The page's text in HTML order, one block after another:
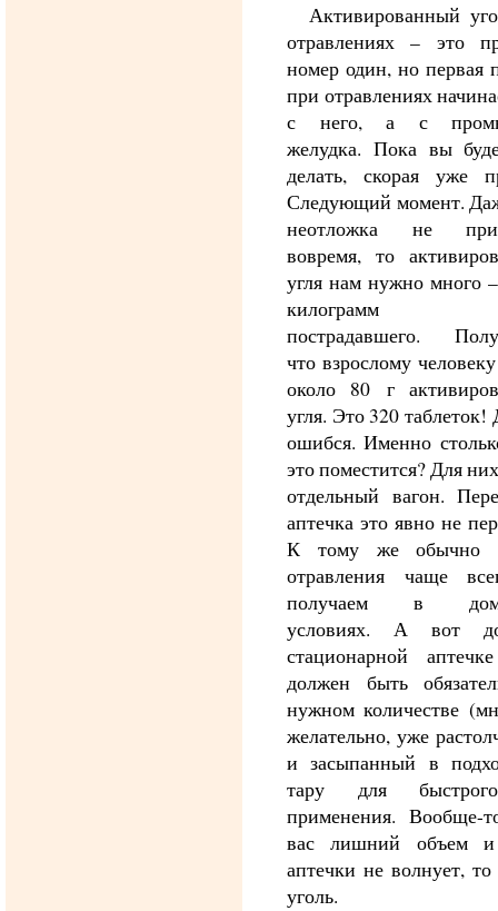
Активированный
отравлениях – это
номер один, но первая
при отравлениях
с него, а с
желудка. Пока вы
делать, скорая уже
Следующий момент.
неотложка не
вовремя, то
угля нам нужно много
килограмм
пострадавшего.
что взрослому
около 80 г
угля. Это 320 таблеток!
ошибся. Именно
это поместится? Для
отдельный вагон.
аптечка это явно не
К тому же обычно
отравления чаще
получаем в
условиях. А вот
стационарной
должен быть
нужном количестве
желательно, уже
и засыпанный в
тару для
применения. Вообще-
вас лишний объем и
аптечки не волнует, то
уголь.